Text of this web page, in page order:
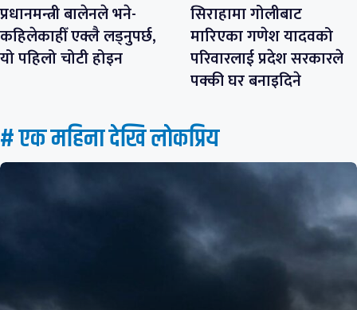
प्रधानमन्त्री बालेनले भने-
कहिलेकाहीँ एक्लै लड्नुपर्छ,
यो पहिलो चोटी होइन
सिराहामा गोलीबाट
मारिएका गणेश यादवको
परिवारलाई प्रदेश सरकारले
पक्की घर बनाइदिने
# एक महिना देखि लाेकप्रिय